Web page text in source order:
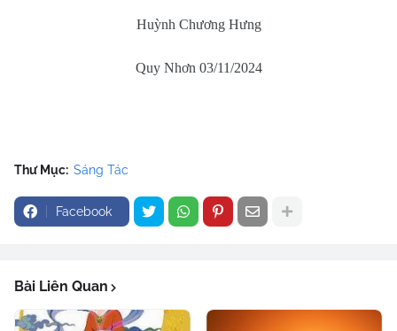
Huỳnh Chương Hưng
Quy Nhơn 03/11/2024
Thư Mục: Sáng Tác
Facebook
Bài Liên Quan